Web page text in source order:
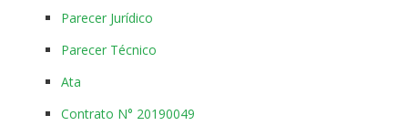
Parecer Jurídico
Parecer Técnico
Ata
Contrato N° 20190049